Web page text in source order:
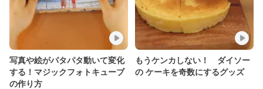
写真や絵がパタパタ動いて変化
する！マジックフォトキューブ
の作り方
もうケンカしない！ ダイソー
の ケーキを奇数にするグッズ